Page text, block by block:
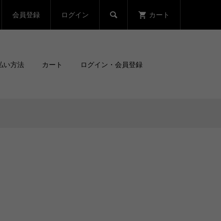
会員登録 ログイン  カート
い方法 カート ログイン・会員登録